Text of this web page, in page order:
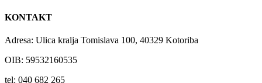
KONTAKT
Adresa: Ulica kralja Tomislava 100, 40329 Kotoriba
OIB: 59532160535
tel: 040 682 265